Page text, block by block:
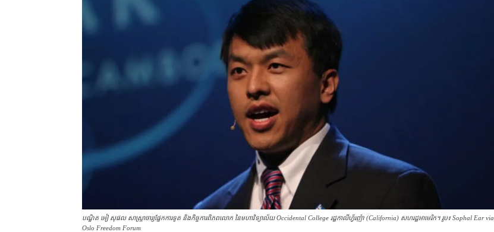
បណ្ឌិត អៀ សុផល សាស្ត្រាចារ្យ​ផ្នែក​ការទូត និង​កិច្ចការ​​ពិភពលោក​ នៃ​មហាវិទ្យាល័យ​ Occidental College រដ្ឋកាលីហ្វ័រញ៉ា (California) សហរដ្ឋអាមេរិក។ រូប៖ Sophal Ear via
Oslo Freedom Forum